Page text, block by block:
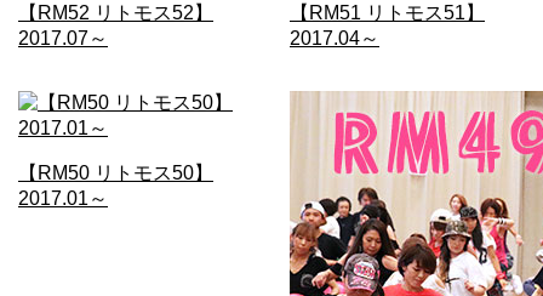
【RM52 リトモス52】
2017.07～
【RM51 リトモス51】
2017.04～
【RM50 リトモス50】
2017.01～